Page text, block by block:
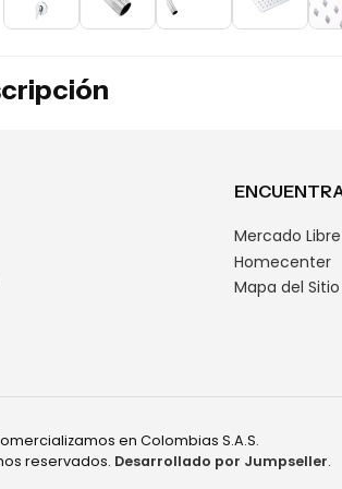
Mercado Libre
Homecenter
Mapa del Sitio
en Colombias S.A.S.
reservados. Desarrollado por Jumpseller.